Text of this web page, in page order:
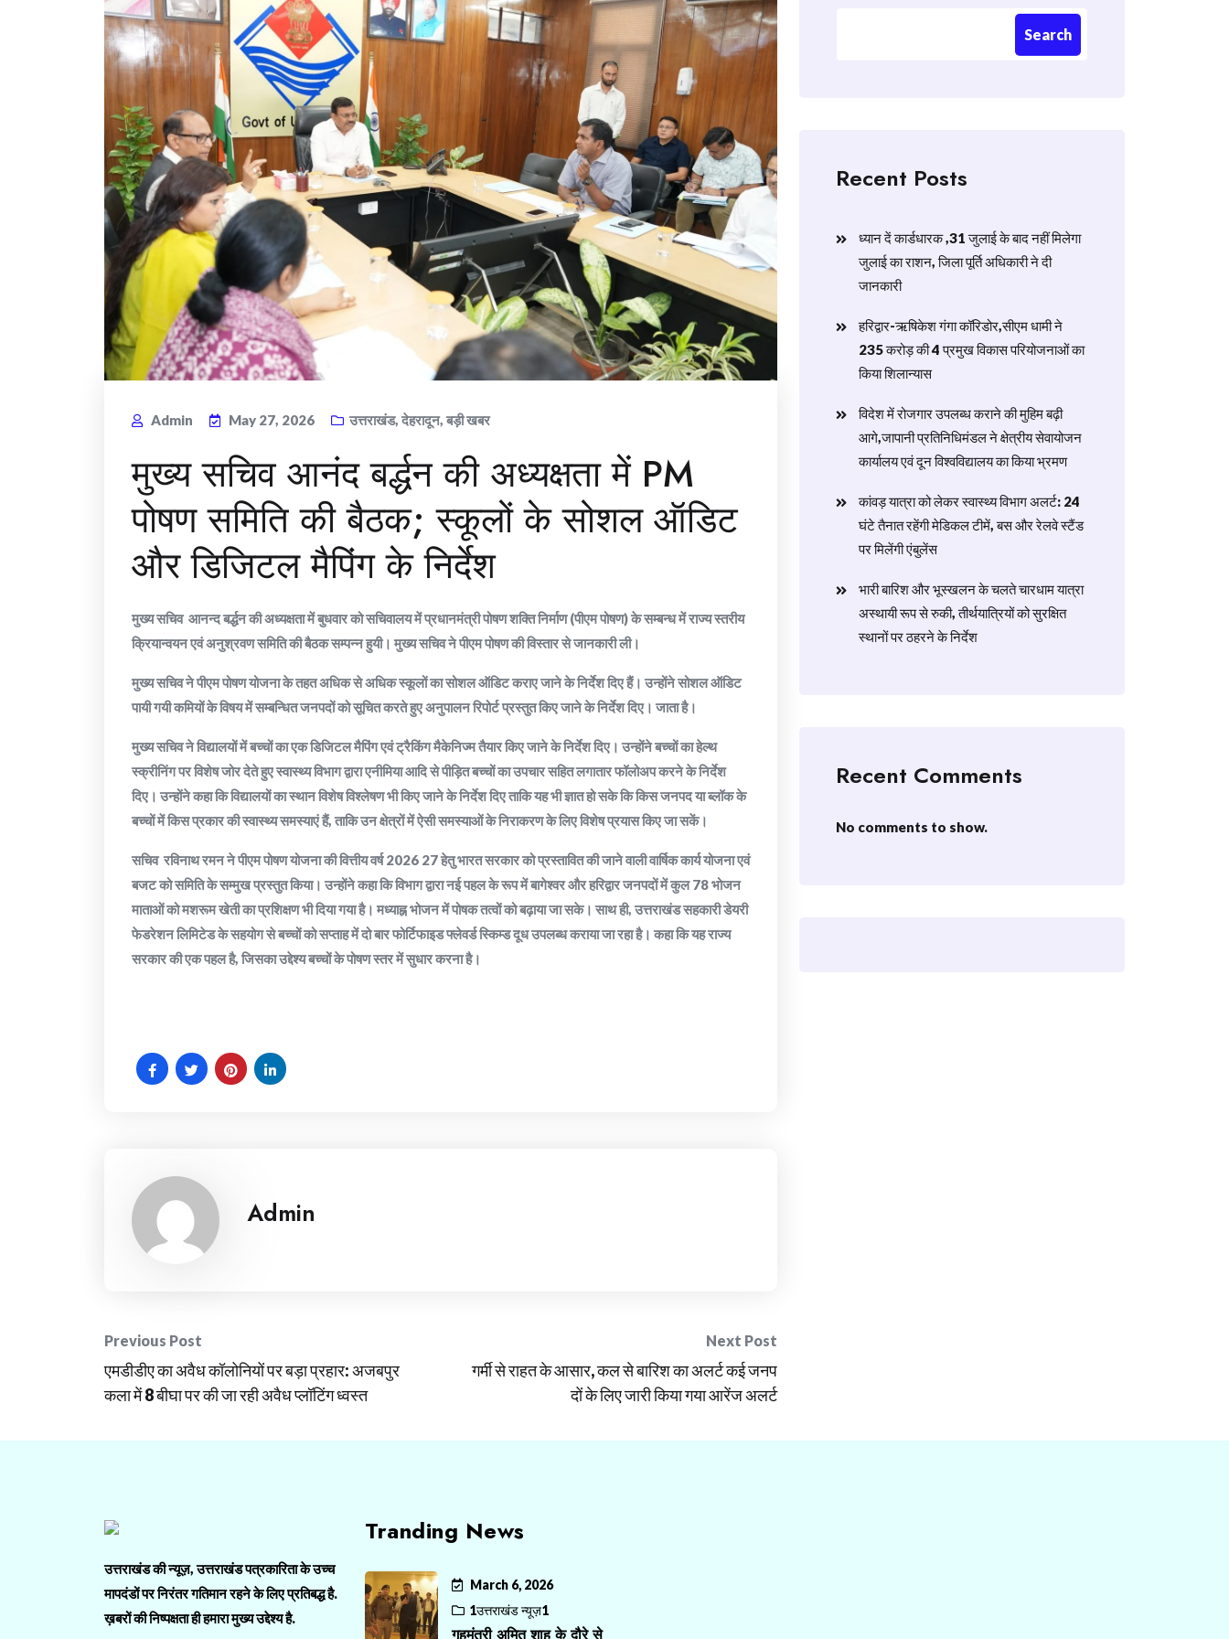
Admin May 27, 2026 उत्तराखंड, देहरादून, बड़ी खबर
मुख्य सचिव आनंद बर्द्धन की अध्यक्षता में PM
पोषण समिति की बैठक; स्कूलों के सोशल ऑडिट
और डिजिटल मैपिंग के निर्देश
मुख्य सचिव आनन्द बर्द्धन की अध्यक्षता में बुधवार को सचिवालय में प्रधानमंत्री पोषण शक्ति निर्माण (पीएम पोषण) के सम्बन्ध में राज्य स्तरीय
क्रियान्वयन एवं अनुश्रवण समिति की बैठक सम्पन्न हुयी। मुख्य सचिव ने पीएम पोषण की विस्तार से जानकारी ली।
मुख्य सचिव ने पीएम पोषण योजना के तहत अधिक से अधिक स्कूलों का सोशल ऑडिट कराए जाने के निर्देश दिए हैं। उन्होंने सोशल ऑडिट
पायी गयी कमियों के विषय में सम्बन्धित जनपदों को सूचित करते हुए अनुपालन रिपोर्ट प्रस्तुत किए जाने के निर्देश दिए। जाता है।
मुख्य सचिव ने विद्यालयों में बच्चों का एक डिजिटल मैपिंग एवं ट्रैकिंग मैकेनिज्म तैयार किए जाने के निर्देश दिए। उन्होंने बच्चों का हेल्थ
स्क्रीनिंग पर विशेष जोर देते हुए स्वास्थ्य विभाग द्वारा एनीमिया आदि से पीड़ित बच्चों का उपचार सहित लगातार फॉलोअप करने के निर्देश
दिए। उन्होंने कहा कि विद्यालयों का स्थान विशेष विश्लेषण भी किए जाने के निर्देश दिए ताकि यह भी ज्ञात हो सके कि किस जनपद या ब्लॉक के
बच्चों में किस प्रकार की स्वास्थ्य समस्याएं हैं, ताकि उन क्षेत्रों में ऐसी समस्याओं के निराकरण के लिए विशेष प्रयास किए जा सकें।
सचिव रविनाथ रमन ने पीएम पोषण योजना की वित्तीय वर्ष 2026 27 हेतु भारत सरकार को प्रस्तावित की जाने वाली वार्षिक कार्य योजना एवं
बजट को समिति के सम्मुख प्रस्तुत किया। उन्होंने कहा कि विभाग द्वारा नई पहल के रूप में बागेश्वर और हरिद्वार जनपदों में कुल 78 भोजन
माताओं को मशरूम खेती का प्रशिक्षण भी दिया गया है। मध्याह्न भोजन में पोषक तत्वों को बढ़ाया जा सके। साथ ही, उत्तराखंड सहकारी डेयरी
फेडरेशन लिमिटेड के सहयोग से बच्चों को सप्ताह में दो बार फोर्टिफाइड फ्लेवर्ड स्किम्ड दूध उपलब्ध कराया जा रहा है। कहा कि यह राज्य
सरकार की एक पहल है, जिसका उद्देश्य बच्चों के पोषण स्तर में सुधार करना है।
Admin
Post
navigation
Previous Post
एमडीडीए का अवैध कॉलोनियों पर बड़ा प्रहार: अजबपुर
कला में 8 बीघा पर की जा रही अवैध प्लॉटिंग ध्वस्त
Next Post
गर्मी से राहत के आसार, कल से बारिश का अलर्ट कई जनप
दों के लिए जारी किया गया आरेंज अलर्ट
Search
Recent Posts
ध्यान दें कार्डधारक ,31 जुलाई के बाद नहीं मिलेगा
जुलाई का राशन, जिला पूर्ति अधिकारी ने दी
जानकारी
हरिद्वार-ऋषिकेश गंगा कॉरिडोर,सीएम धामी ने
235 करोड़ की 4 प्रमुख विकास परियोजनाओं का
किया शिलान्यास
विदेश में रोजगार उपलब्ध कराने की मुहिम बढ़ी
आगे,जापानी प्रतिनिधिमंडल ने क्षेत्रीय सेवायोजन
कार्यालय एवं दून विश्वविद्यालय का किया भ्रमण
​कांवड़ यात्रा को लेकर स्वास्थ्य विभाग अलर्ट: 24
घंटे तैनात रहेंगी मेडिकल टीमें, बस और रेलवे स्टैंड
पर मिलेंगी एंबुलेंस
​भारी बारिश और भूस्खलन के चलते चारधाम यात्रा
अस्थायी रूप से रुकी, तीर्थयात्रियों को सुरक्षित
स्थानों पर ठहरने के निर्देश
Recent Comments
No comments to show.
उत्तराखंड की न्यूज़, उत्तराखंड पत्रकारिता के उच्च
मापदंडों पर निरंतर गतिमान रहने के लिए प्रतिबद्ध है.
ख़बरों की निष्पक्षता ही हमारा मुख्य उद्देश्य है.
Tranding News
March 6, 2026
1उत्तराखंड न्यूज़1